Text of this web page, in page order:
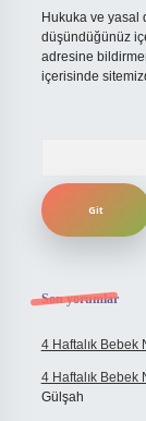
Hukuka ve yasal
düşündüğünüz
adresine
içerisinde
Son yorumlar
4 Haftalık Bebek
4 Haftalık Bebek
Gülşah